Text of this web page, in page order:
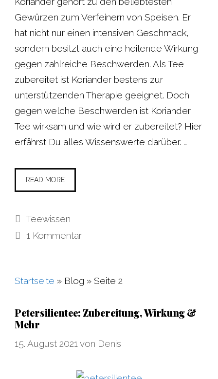
Gewürzen zum Verfeinern von Speisen. Er
hat nicht nur einen intensiven Geschmack,
sondern besitzt auch eine heilende Wirkung
gegen zahlreiche Beschwerden. Als Tee
zubereitet ist Koriander bestens zur
unterstützenden Therapie geeignet. Doch
gegen welche Beschwerden ist Koriander
Tee wirksam und wie wird er zubereitet? Hier
erfährst Du alles Wissenswerte darüber. …
READ MORE
Kategorien
Teewissen
1 Kommentar
Startseite » Blog » Seite 2
Petersilientee: Zubereitung, Wirkung &
Mehr
15. August 2021 von Denis